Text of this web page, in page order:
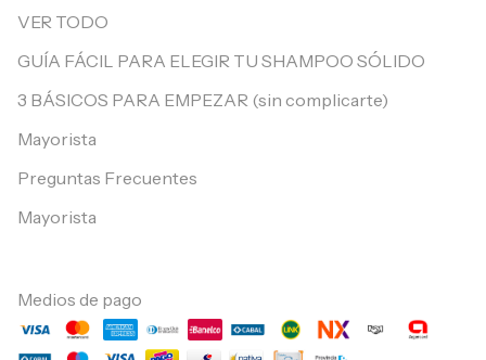
VER TODO
GUÍA FÁCIL PARA ELEGIR TU SHAMPOO SÓLIDO
3 BÁSICOS PARA EMPEZAR (sin complicarte)
Mayorista
Preguntas Frecuentes
Mayorista
Medios de pago